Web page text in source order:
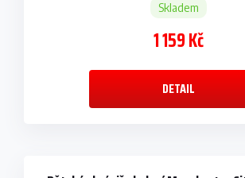
Skladem
1 159 Kč
DETAIL